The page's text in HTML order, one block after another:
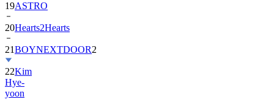
19ASTRO
20Hearts2Hearts
21BOYNEXTDOOR2
22Kim
Hye-
yoon